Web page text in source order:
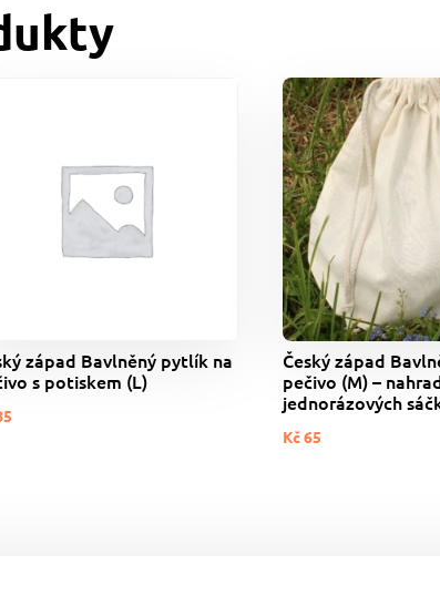
západ Bavlněný pytlík na
s potiskem (L)
Český západ
pečivo (M) –
jednorázových
Kč65